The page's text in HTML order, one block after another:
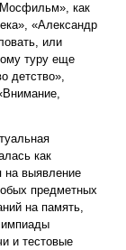
как
«Александр
или
туру еще
детство»,
как
на выявление
предметных
на память,
и тестовые